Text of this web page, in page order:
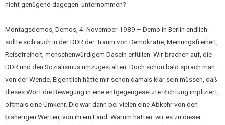
nicht genügend dagegen. unternommen?
Montagsdemos, Demos, 4. November 1989 – Demo in Berlin endlich
sollte sich auch in der DDR der Traum von Demokratie, Meinungsfreiheit,
Reisefreiheit, menschenwürdigem Dasein erfüllen. Wir brachen auf, die
DDR und den Sozialismus umzugestalten. Doch schon bald sprach man
von der Wende. Eigentlich hätte mir schon damals klar sein müssen, daß
dieses Wort die Bewegung in eine entgegengesetzte Richtung impliziert,
oftmals eine Umkehr. Die war dann bei vielen eine Abkehr von den
bisherigen Werten, von ihrem Land. Warum hatten. wir es zu dieser